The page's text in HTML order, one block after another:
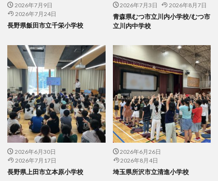
2026年7月9日
2026年7月24日
長野県飯田市立千栄小学校
2026年7月3日 2026年8月7日
青森県むつ市立川内小学校/むつ市
立川内中学校
2026年6月30日
2026年7月17日
長野県上田市立本原小学校
2026年6月26日
2026年8月4日
埼玉県所沢市立清進小学校